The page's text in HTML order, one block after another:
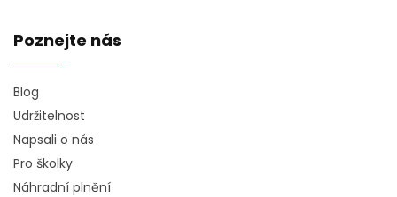
Poznejte nás
Blog
Udržitelnost
Napsali o nás
Pro školky
Náhradní plnění